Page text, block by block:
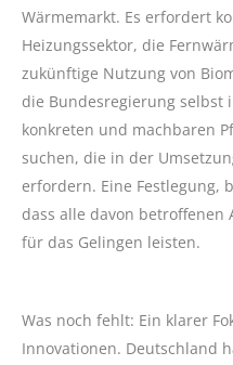
Wärmemarkt. Es erfordert
Heizungssektor, die
zukünftige Nutzung von
die Bundesregierung selbst
konkreten und machbaren
suchen, die in der
erfordern. Eine Festlegung,
dass alle davon
für das Gelingen leisten.
Was noch fehlt: Ein klarer
Innovationen. Deutschland